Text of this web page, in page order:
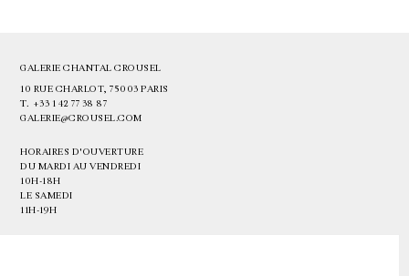
GALERIE CHANTAL CROUSEL
10 RUE CHARLOT, 75003 PARIS
T. +33 1 42 77 38 87
GALERIE@CROUSEL.COM
HORAIRES D'OUVERTURE
DU MARDI AU VENDREDI
10H-18H
LE SAMEDI
11H-19H